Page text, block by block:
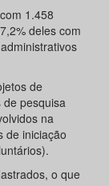
1.458
deles com
de
pesquisa
na
de iniciação
o que